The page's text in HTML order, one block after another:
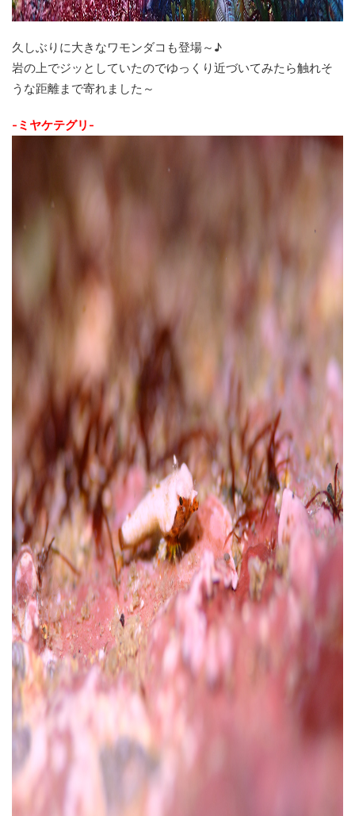
久しぶりに大きなワモンダコも登場～♪
岩の上でジッとしていたのでゆっくり近づいてみたら触れそ
うな距離まで寄れました～
-ミヤケテグリ-